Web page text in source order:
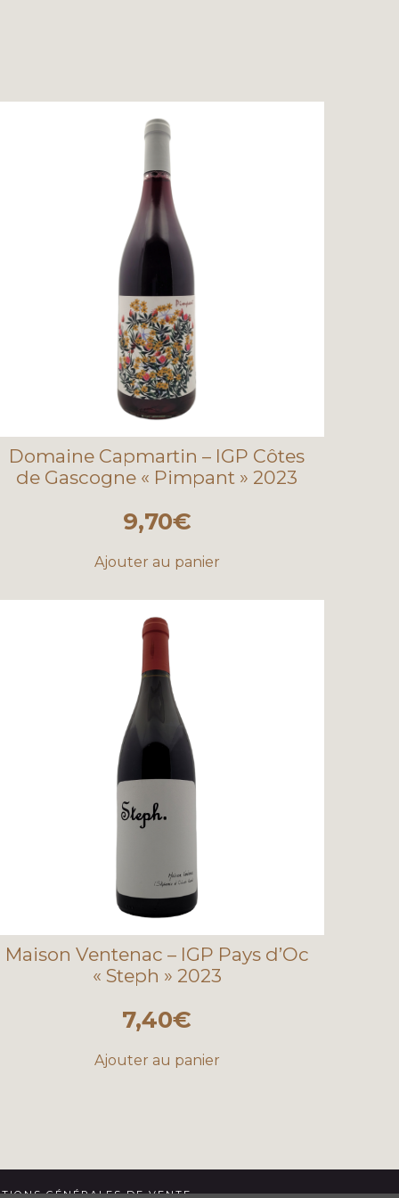
Domaine Capmartin – IGP Côtes
de Gascogne « Pimpant » 2023
9,70€
Ajouter au panier
Maison Ventenac – IGP Pays d’Oc
« Steph » 2023
7,40€
Ajouter au panier
GÉNÉRALES DE VENTE